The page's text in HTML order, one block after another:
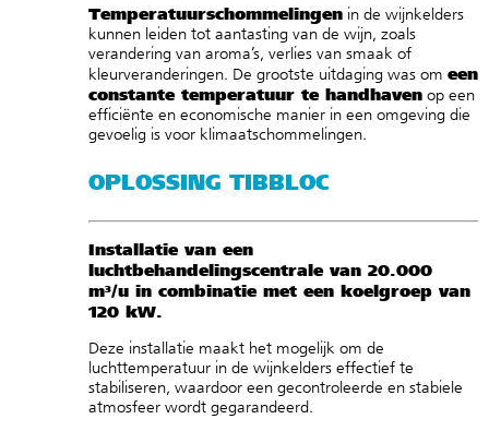
Temperatuurschommelingen in de wijnkelders
kunnen leiden tot aantasting van de wijn, zoals
verandering van aroma’s, verlies van smaak of
kleurveranderingen. De grootste uitdaging was om een
constante temperatuur te handhaven op een
efficiënte en economische manier in een omgeving die
gevoelig is voor klimaatschommelingen.
OPLOSSING TIBBLOC
Installatie van een
luchtbehandelingscentralevan 20.000
m³/u in combinatie met een koelgroep van
120 kW.
Deze installatie maakt het mogelijk om de
luchttemperatuur in de wijnkelders effectief te
stabiliseren, waardoor een gecontroleerde en stabiele
atmosfeer wordt gegarandeerd.